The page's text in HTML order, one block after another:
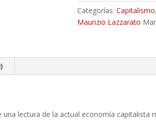
Maurizio
Categorías:Capitalismo,
Maurizio Lazzarato
lectura de la actual economía capitalista